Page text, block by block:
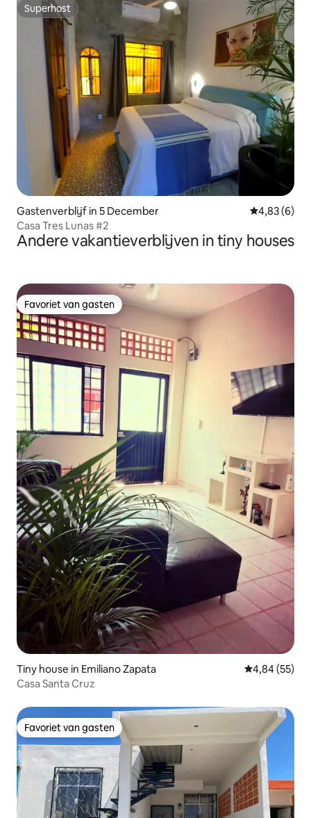
Superhost
Superhost
Gastenverblijf in 5 December Gemiddelde
4,83 (6)
Casa Tres Lunas #2
Andere vakantieverblijven in tiny houses
Favoriet van gasten
Favoriet van gasten
Tiny house in Emiliano Zapata Gemiddelde
4,84 (55)
Casa Santa Cruz
Favoriet van gasten
Favoriet van gasten